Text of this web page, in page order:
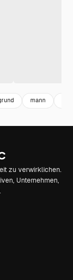
mann
zu verwirklichen.
Unternehmen,